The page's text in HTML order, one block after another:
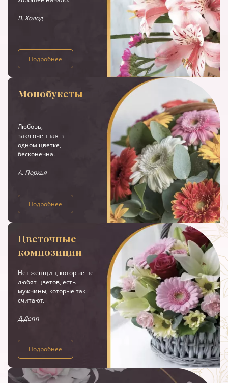
В. Холод
Подробнее
Монобукеты
Любовь,
заключённая в
одном цветке,
бесконечна.
А. Поркья
Подробнее
Цветочные
композиции
Нет женщин, которые не
любят цветов, есть
мужчины, которые так
считают.
Д.Депп
Подробнее